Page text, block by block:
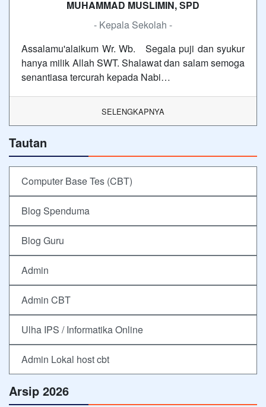
MUHAMMAD MUSLIMIN, SPD
- Kepala Sekolah -
Assalamu'alaikum Wr. Wb. Segala puji dan syukur
hanya milik Allah SWT. Shalawat dan salam semoga
senantiasa tercurah kepada Nabi…
SELENGKAPNYA
Tautan
Computer Base Tes (CBT)
Blog Spenduma
Blog Guru
Admin
Admin CBT
Ulha IPS / Informatika Online
Admin Lokal host cbt
Arsip 2026